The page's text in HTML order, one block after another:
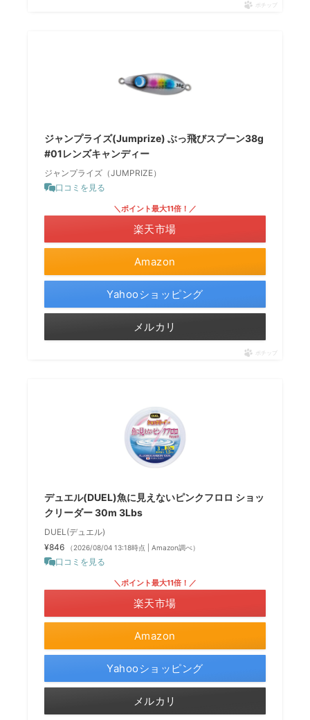
ポチップ
ジャンプライズ(Jumprize) ぶっ飛びスプーン38g
#01レンズキャンディー
ジャンプライズ（JUMPRIZE）
口コミを見る
Amazon
＼ポイント最大11倍！／
楽天市場
Yahooショッピング
メルカリ
ポチップ
デュエル(DUEL)魚に見えないピンクフロロ ショッ
クリーダー 30m 3Lbs
DUEL(デュエル)
¥846
（2026/08/04 13:18時点 | Amazon調べ）
口コミを見る
Amazon
＼ポイント最大11倍！／
楽天市場
Yahooショッピング
メルカリ